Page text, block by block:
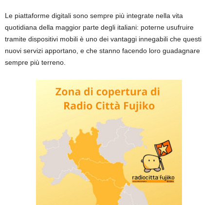
Le piattaforme digitali sono sempre più integrate nella vita
quotidiana della maggior parte degli italiani: poterne usufruire
tramite dispositivi mobili è uno dei vantaggi innegabili che questi
nuovi servizi apportano, e che stanno facendo loro guadagnare
sempre più terreno.